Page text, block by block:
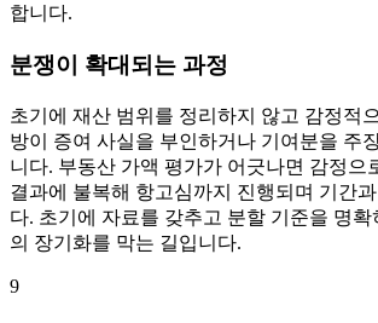
합니다.
분쟁이 확대되는 과정
초기에 재산 범위를 정리하지 않고 감정적
방이 증여 사실을 부인하거나 기여분을 주
니다. 부동산 가액 평가가 어긋나면 감정으
결과에 불복해 항고심까지 진행되며 기간
다. 초기에 자료를 갖추고 분할 기준을 명확
의 장기화를 막는 길입니다.
9